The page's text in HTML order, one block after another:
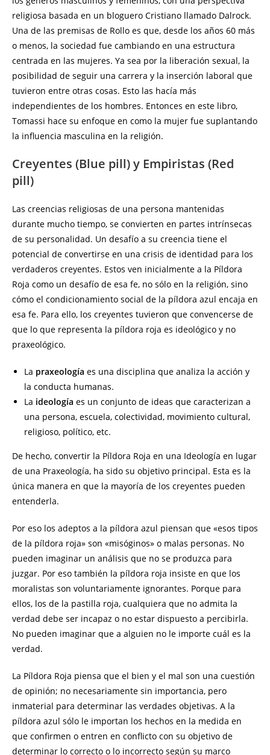
religiosa basada en un bloguero Cristiano llamado Dalrock.
Una de las premisas de Rollo es que, desde los años 60 más
o menos, la sociedad fue cambiando en una estructura
centrada en las mujeres. Ya sea por la liberación sexual, la
posibilidad de seguir una carrera y la inserción laboral que
tuvieron entre otras cosas. Esto las hacía más
independientes de los hombres. Entonces en este libro,
Tomassi hace su enfoque en como la mujer fue suplantando
la influencia masculina en la religión.
Creyentes (Blue pill) y Empiristas (Red
pill)
Las creencias religiosas de una persona mantenidas
durante mucho tiempo, se convierten en partes intrínsecas
de su personalidad. Un desafío a su creencia tiene el
potencial de convertirse en una crisis de identidad para los
verdaderos creyentes. Estos ven inicialmente a la Píldora
Roja como un desafío de esa fe, no sólo en la religión, sino
cómo el condicionamiento social de la píldora azul encaja en
esa fe. Para ello, los creyentes tuvieron que convencerse de
que lo que representa la píldora roja es ideológico y no
praxeológico.
La praxeología es una disciplina que analiza la acción y
la conducta humanas.
La ideología es un conjunto de ideas que caracterizan a
una persona, escuela, colectividad, movimiento cultural,
religioso, político, etc.
De hecho, convertir la Píldora Roja en una Ideología en lugar
de una Praxeología, ha sido su objetivo principal. Esta es la
única manera en que la mayoría de los creyentes pueden
entenderla.
Por eso los adeptos a la píldora azul piensan que «esos tipos
de la píldora roja» son «misóginos» o malas personas. No
pueden imaginar un análisis que no se produzca para
juzgar. Por eso también la píldora roja insiste en que los
moralistas son voluntariamente ignorantes. Porque para
ellos, los de la pastilla roja, cualquiera que no admita la
verdad debe ser incapaz o no estar dispuesto a percibirla.
No pueden imaginar que a alguien no le importe cuál es la
verdad.
La Píldora Roja piensa que el bien y el mal son una cuestión
de opinión; no necesariamente sin importancia, pero
inmaterial para determinar las verdades objetivas. A la
píldora azul sólo le importan los hechos en la medida en
que confirmen o entren en conflicto con su objetivo de
determinar lo correcto o lo incorrecto según su marco